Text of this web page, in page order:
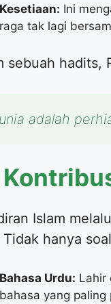
Kesetiaan: Ini
raga tak lagi
sebuah hadits,
adalah
Islam
Tidak hanya
Bahasa Urdu: Lahir
bahasa yang